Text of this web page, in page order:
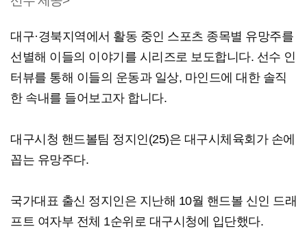
대구·경북지역에서 활동 중인 스포츠 종목별 유망주를
선별해 이들의 이야기를 시리즈로 보도합니다. 선수 인
터뷰를 통해 이들의 운동과 일상, 마인드에 대한 솔직
한 속내를 들어보고자 합니다.
대구시청 핸드볼팀 정지인(25)은 대구시체육회가 손에
꼽는 유망주다.
국가대표 출신 정지인은 지난해 10월 핸드볼 신인 드래
프트 여자부 전체 1순위로 대구시청에 입단했다.